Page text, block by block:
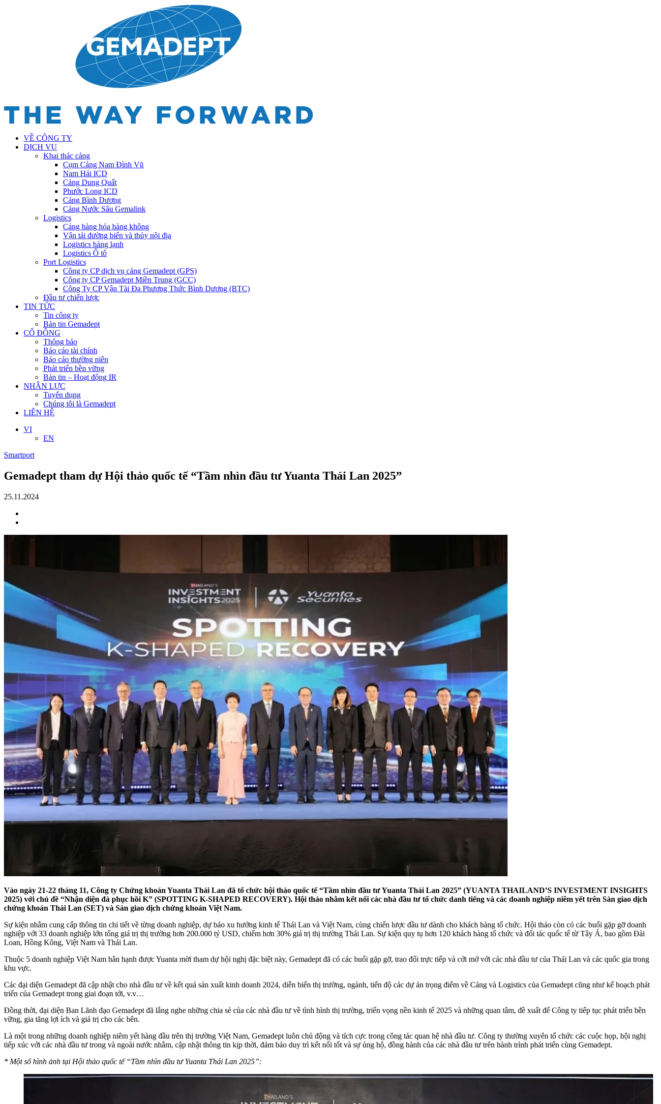
VỀ CÔNG TY
DỊCH VỤ
Khai thác cảng
Cụm Cảng Nam Đình Vũ
Nam Hải ICD
Cảng Dung Quất
Phước Long ICD
Cảng Bình Dương
Cảng Nước Sâu Gemalink
Logistics
Cảng hàng hóa hàng không
Vận tải đường biển và thủy nội địa
Logistics hàng lạnh
Logistics Ô tô
Port Logistics
Công ty CP dịch vụ cảng Gemadept (GPS)
Công ty CP Gemadept Miền Trung (GCC)
Công Ty CP Vận Tải Đa Phương Thức Bình Dương (BTC)
Đầu tư chiến lược
TIN TỨC
Tin công ty
Bản tin Gemadept
CỔ ĐÔNG
Thông báo
Báo cáo tài chính
Báo cáo thường niên
Phát triển bền vững
Bản tin – Hoạt động IR
NHÂN LỰC
Tuyển dụng
Chúng tôi là Gemadept
LIÊN HỆ
VI
EN
Smartport
Gemadept tham dự Hội thảo quốc tế “Tầm nhìn đầu tư Yuanta Thái Lan 2025”
25.11.2024
Vào ngày 21-22 tháng 11, Công ty Chứng khoán Yuanta Thái Lan đã tổ chức hội thảo quốc tế “Tầm nhìn đầu tư Yuanta Thái Lan 2025” (YUANTA THAILAND’S INVESTMENT INSIGHTS
2025) với chủ đề “Nhận diện đà phục hồi K” (SPOTTING K-SHAPED RECOVERY). Hội thảo nhằm kết nối các nhà đầu tư tổ chức danh tiếng và các doanh nghiệp niêm yết trên Sàn giao dịch
chứng khoán Thái Lan (SET) và Sàn giao dịch chứng khoán Việt Nam.
Sự kiện nhằm cung cấp thông tin chi tiết về từng doanh nghiệp, dự báo xu hướng kinh tế Thái Lan và Việt Nam, cùng chiến lược đầu tư dành cho khách hàng tổ chức. Hội thảo còn có các buổi gặp gỡ doanh
nghiệp với 33 doanh nghiệp lớn tổng giá trị thị trường hơn 200.000 tỷ USD, chiếm hơn 30% giá trị thị trường Thái Lan. Sự kiện quy tụ hơn 120 khách hàng tổ chức và đối tác quốc tế từ Tây Á, bao gồm Đài
Loan, Hồng Kông, Việt Nam và Thái Lan.
Thuộc 5 doanh nghiệp Việt Nam hân hạnh được Yuanta mời tham dự hội nghị đặc biệt này, Gemadept đã có các buổi gặp gỡ, trao đổi trực tiếp và cởi mở với các nhà đầu tư của Thái Lan và các quốc gia trong
khu vực.
Các đại diện Gemadept đã cập nhật cho nhà đầu tư về kết quả sản xuất kinh doanh 2024, diễn biến thị trường, ngành, tiến độ các dự án trọng điểm về Cảng và Logistics của Gemadept cũng như kế hoạch phát
triển của Gemadept trong giai đoạn tới, v.v…
Đồng thời, đại diện Ban Lãnh đạo Gemadept đã lắng nghe những chia sẻ của các nhà đầu tư về tình hình thị trường, triển vọng nền kinh tế 2025 và những quan tâm, đề xuất để Công ty tiếp tục phát triển bền
vững, gia tăng lợi ích và giá trị cho các bên.
Là một trong những doanh nghiệp niêm yết hàng đầu trên thị trường Việt Nam, Gemadept luôn chủ động và tích cực trong công tác quan hệ nhà đầu tư. Công ty thường xuyên tổ chức các cuộc họp, hội nghị
tiếp xúc với các nhà đầu tư trong và ngoài nước nhằm, cập nhật thông tin kịp thời, đảm bảo duy trì kết nối tốt và sự ủng hộ, đồng hành của các nhà đầu tư trên hành trình phát triển cùng Gemadept.
* Một số hình ảnh tại Hội thảo quốc tế “Tầm nhìn đầu tư Yuanta Thái Lan 2025”: